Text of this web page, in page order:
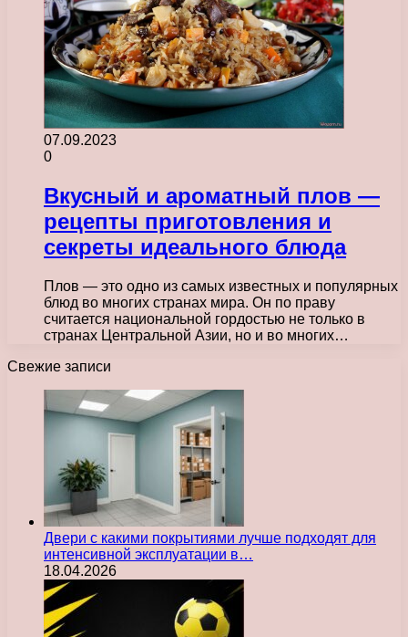
07.09.2023
0
Вкусный и ароматный плов —
рецепты приготовления и
секреты идеального блюда
Плов — это одно из самых известных и популярных
блюд во многих странах мира. Он по праву
считается национальной гордостью не только в
странах Центральной Азии, но и во многих…
Свежие записи
Двери с какими покрытиями лучше подходят для
интенсивной эксплуатации в…
18.04.2026